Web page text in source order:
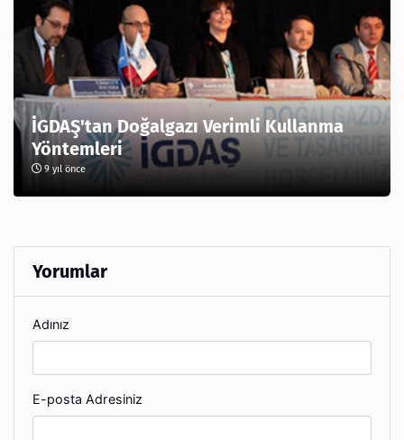
İGDAŞ'tan Doğalgazı Verimli Kullanma
Yöntemleri
9 yıl önce
Yorumlar
Adınız
E-posta Adresiniz